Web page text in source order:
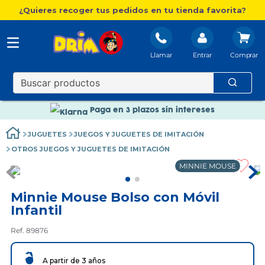
¿Quieres recoger tus pedidos en tu tienda favorita?
Llamar Entrar
Nuevo catálogo Aire Libre
Envío gratis. A partir de 60€(excepto Baleares)
Paga en 3 plazos sin intereses
Paga en 3 plazos sin intereses
JUGUETES
JUEGOS Y JUGUETES DE IMITACIÓN
OTROS JUEGOS Y JUGUETES DE IMITACIÓN
MINNIE MOUSE
Minnie Mouse Bolso con Móvil
Infantil
Ref. 89876
A partir de 3 años